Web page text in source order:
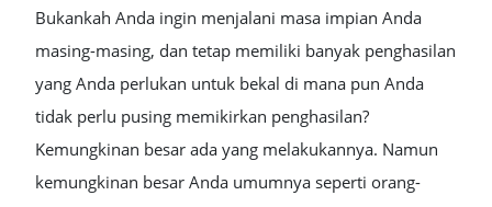
Bukankah Anda ingin menjalani masa impian Anda
masing-masing, dan tetap memiliki banyak penghasilan
yang Anda perlukan untuk bekal di mana pun Anda
tidak perlu pusing memikirkan penghasilan?
Kemungkinan besar ada yang melakukannya. Namun
kemungkinan besar Anda umumnya seperti orang-